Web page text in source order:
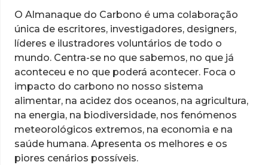
O Almanaque do Carbono é uma colaboração
única de escritores, investigadores, designers,
líderes e ilustradores voluntários de todo o
mundo. Centra-se no que sabemos, no que já
aconteceu e no que poderá acontecer. Foca o
impacto do carbono no nosso sistema
alimentar, na acidez dos oceanos, na agricultura,
na energia, na biodiversidade, nos fenómenos
meteorológicos extremos, na economia e na
saúde humana. Apresenta os melhores e os
piores cenários possíveis.